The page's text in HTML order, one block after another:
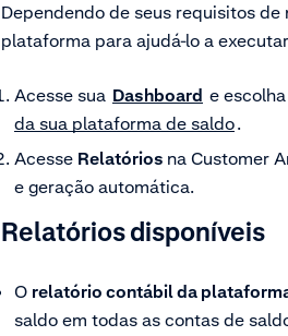
Dependendo de seus requisitos
plataforma para ajudá-lo a
Acesse sua Dashboard e
da sua plataforma de saldo.
Acesse Relatórios na Customer
e geração automática.
Relatórios disponíveis
O relatório contábil da
saldo em todas as contas de